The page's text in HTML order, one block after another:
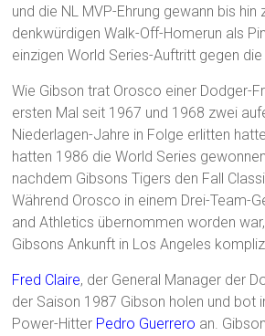
und die NL MVP-Ehrung gewann bis hin
denkwürdigen Walk-Off-Homerun als
einzigen World Series-Auftritt gegen
Wie Gibson trat Orosco einer Dodger-
ersten Mal seit 1967 und 1968 zwei
Niederlagen-Jahre in Folge erlitten
hatten 1986 die World Series
nachdem Gibsons Tigers den Fall
Während Orosco in einem Drei-Team-
and Athletics übernommen worden
Gibsons Ankunft in Los Angeles
Fred Claire, der General Manager der
der Saison 1987 Gibson holen und bot
Power-Hitter Pedro Guerrero an.